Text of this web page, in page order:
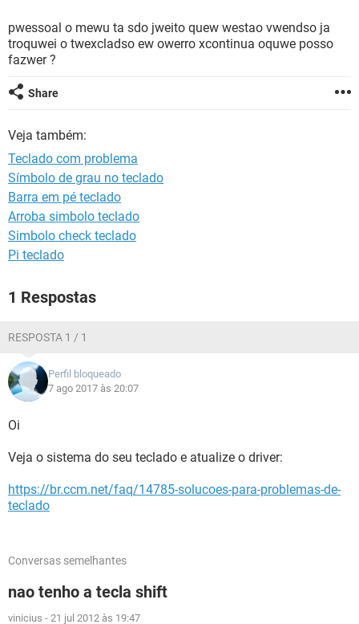
GUIA DE COMPRAS
INSTAGRAM GMAIL
GUIA DE COMPRAS
pwessoal o mewu ta sdo jweito quew westao vwendso ja
troquwei o twexcladso ew owerro xcontinua oquwe posso
fazwer ?
Share
Veja também:
Teclado com problema
Símbolo de grau no teclado
Barra em pé teclado
Arroba simbolo teclado
Simbolo check teclado
Pi teclado
1 Respostas
RESPOSTA 1 / 1
Perfil bloqueado
7 ago 2017 às 20:07
Oi
Veja o sistema do seu teclado e atualize o driver:
https://br.ccm.net/faq/14785-solucoes-para-problemas-de-
teclado
Conversas semelhantes
nao tenho a tecla shift
vinicius - 21 jul 2012 às 19:47